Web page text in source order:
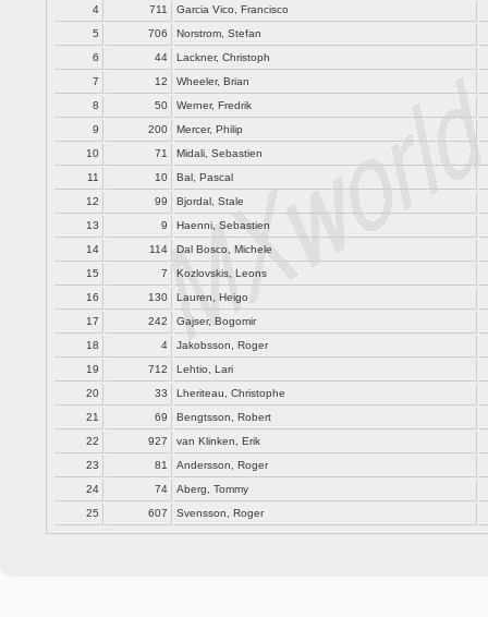
4
711
Garcia Vico, Francisco
5
706
Norstrom, Stefan
6
44
Lackner, Christoph
7
12
Wheeler, Brian
8
50
Werner, Fredrik
9
200
Mercer, Philip
10
71
Midali, Sebastien
11
10
Bal, Pascal
12
99
Bjordal, Stale
13
9
Haenni, Sebastien
14
114
Dal Bosco, Michele
15
7
Kozlovskis, Leons
16
130
Lauren, Heigo
17
242
Gajser, Bogomir
18
4
Jakobsson, Roger
19
712
Lehtio, Lari
20
33
Lheriteau, Christophe
21
69
Bengtsson, Robert
22
927
van Klinken, Erik
23
81
Andersson, Roger
24
74
Aberg, Tommy
25
607 Svensson, Roger